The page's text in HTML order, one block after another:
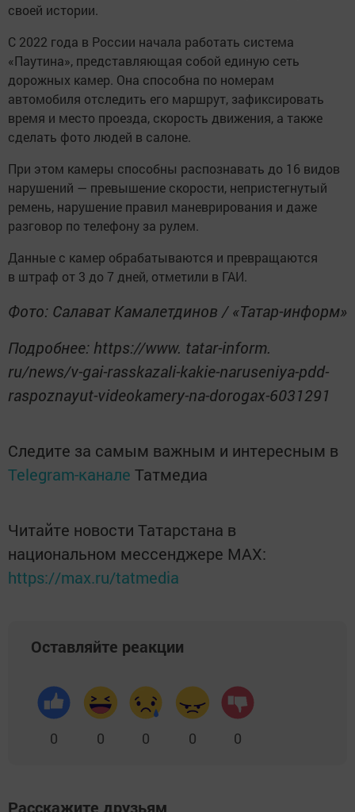
своей истории.
С 2022 года в России начала работать система
«Паутина», представляющая собой единую сеть
дорожных камер. Она способна по номерам
автомобиля отследить его маршрут, зафиксировать
время и место проезда, скорость движения, а также
сделать фото людей в салоне.
При этом камеры способны распознавать до 16 видов
нарушений — превышение скорости, непристегнутый
ремень, нарушение правил маневрирования и даже
разговор по телефону за рулем.
Данные с камер обрабатываются и превращаются
в штраф от 3 до 7 дней, отметили в ГАИ.
Фото: Салават Камалетдинов / «Татар-информ»
Подробнее: https://www. tatar-inform.
ru/news/v-gai-rasskazali-kakie-naruseniya-pdd-
raspoznayut-videokamery-na-dorogax-6031291
Следите за самым важным и интересным в
Telegram-канале Татмедиа
Читайте новости Татарстана в
национальном мессенджере MАХ:
https://max.ru/tatmedia
Оставляйте реакции
0 0 0 0 0
Расскажите друзьям